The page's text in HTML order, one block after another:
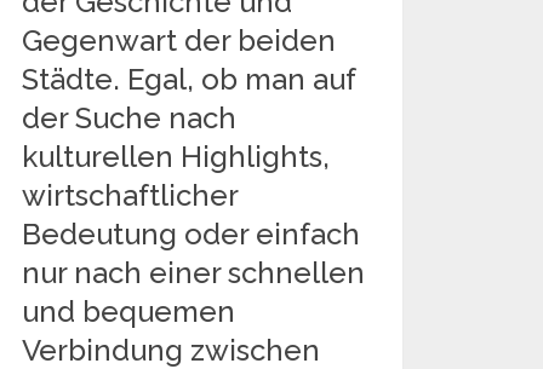
Gegenwart der beiden
Städte. Egal, ob man auf
der Suche nach
kulturellen Highlights,
wirtschaftlicher
Bedeutung oder einfach
nur nach einer schnellen
und bequemen
Verbindung zwischen